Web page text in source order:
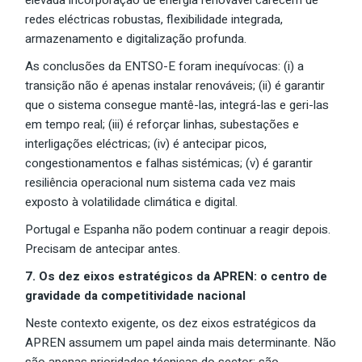
redes eléctricas robustas, flexibilidade integrada,
armazenamento e digitalização profunda.
As conclusões da ENTSO-E foram inequívocas: (i) a
transição não é apenas instalar renováveis; (ii) é garantir
que o sistema consegue mantê-las, integrá-las e geri-las
em tempo real; (iii) é reforçar linhas, subestações e
interligações eléctricas; (iv) é antecipar picos,
congestionamentos e falhas sistémicas; (v) é garantir
resiliência operacional num sistema cada vez mais
exposto à volatilidade climática e digital.
Portugal e Espanha não podem continuar a reagir depois.
Precisam de antecipar antes.
7. Os dez eixos estratégicos da APREN: o centro de
gravidade da competitividade nacional
Neste contexto exigente, os dez eixos estratégicos da
APREN assumem um papel ainda mais determinante. Não